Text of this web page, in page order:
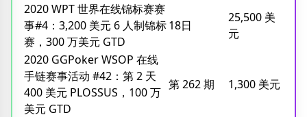
2020 WPT 世界在线锦标赛赛
事#4：3,200 美元 6 人制锦标
赛，300 万美元 GTD
18日
25,500 美
元
2020 GGPoker WSOP 在线
手链赛事活动 #42：第 2 天
400 美元 PLOSSUS，100 万
美元 GTD
第 262 期 1,300 美元